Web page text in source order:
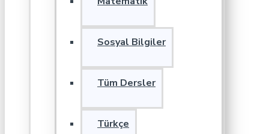
Sosyal Bilgiler
Tüm Dersler
Türkçe